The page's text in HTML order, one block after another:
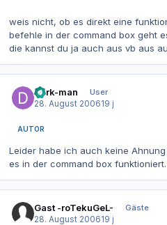
weis nicht, ob es direkt eine
befehle in der command box geht
die kannst du ja auch aus vb aus
dark-man
User
28. August 200619 j
AUTOR
Leider habe ich auch keine
es in der command box funktioniert.
Gast -roTekuGeL-
Gäste
28. August 200619 j